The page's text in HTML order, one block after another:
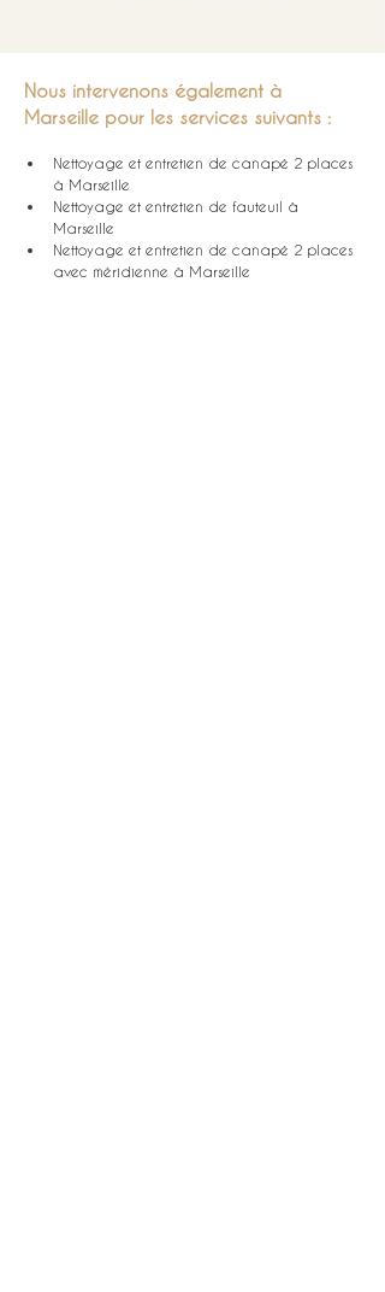
Nous intervenons également à
Marseille pour les services suivants :
Nettoyage et entretien de canapé 2 places
à Marseille
Nettoyage et entretien de fauteuil à
Marseille
Nettoyage et entretien de canapé 2 places
avec méridienne à Marseille